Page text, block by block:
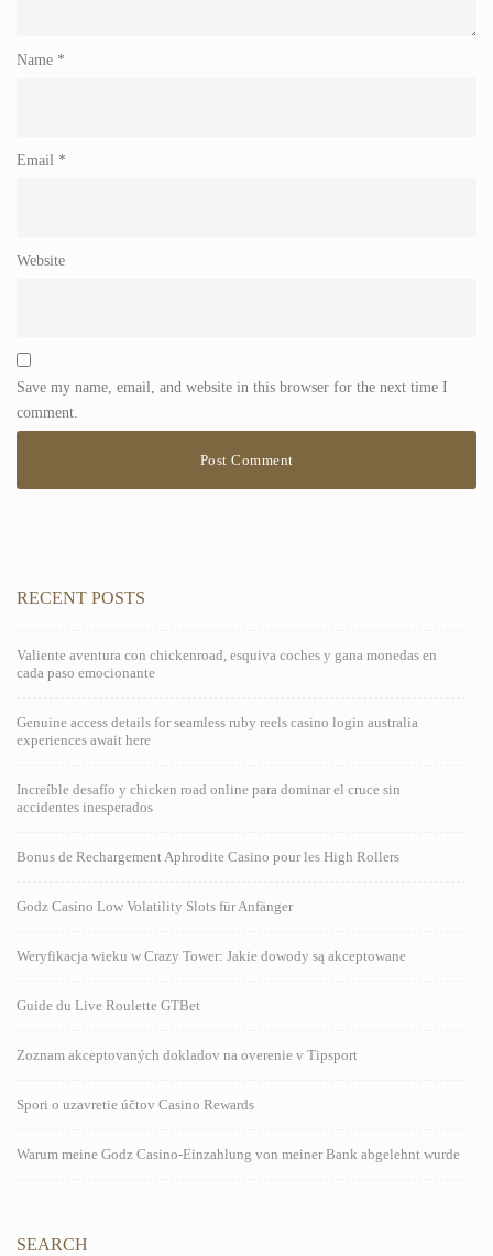
Name *
Email *
Website
Save my name, email, and website in this browser for the next time I
comment.
RECENT POSTS
Valiente aventura con chickenroad, esquiva coches y gana monedas en
cada paso emocionante
Genuine access details for seamless ruby reels casino login australia
experiences await here
Increíble desafío y chicken road online para dominar el cruce sin
accidentes inesperados
Bonus de Rechargement Aphrodite Casino pour les High Rollers
Godz Casino Low Volatility Slots für Anfänger
Weryfikacja wieku w Crazy Tower: Jakie dowody są akceptowane
Guide du Live Roulette GTBet
Zoznam akceptovaných dokladov na overenie v Tipsport
Spori o uzavretie účtov Casino Rewards
Warum meine Godz Casino-Einzahlung von meiner Bank abgelehnt wurde
SEARCH